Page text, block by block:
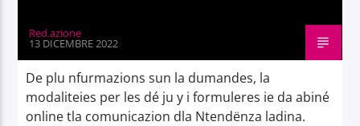
Red.azione
13 DICEMBRE 2022
De plu nfurmazions sun la dumandes, la
modaliteies per les dé ju y i formuleres ie da abiné
online tla comunicazion dla Ntendënza ladina.